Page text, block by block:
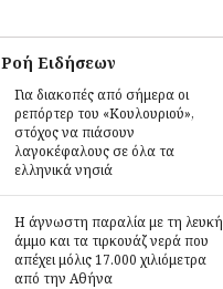
Ροή Ειδήσεων
Για διακοπές από σήμερα οι
ρεπόρτερ του «Κουλουριού»,
στόχος να πιάσουν
λαγοκέφαλους σε όλα τα
ελληνικά νησιά
Η άγνωστη παραλία με τη λευκή
άμμο και τα τιρκουάζ νερά που
απέχει μόλις 17.000 χιλιόμετρα
από την Αθήνα